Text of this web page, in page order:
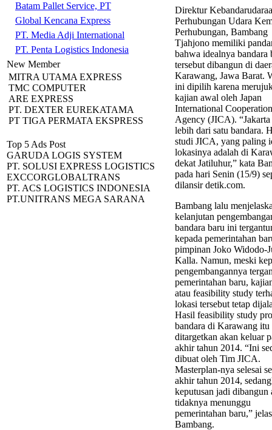
Batam Pallet Service, PT
Global Kencana Express
PT. Media Adji International
PT. Penta Logistics Indonesia
New Member
MITRA UTAMA EXPRESS
TMC COMPUTER
ARE EXPRESS
PT. DEXTER EUREKATAMA
PT TIGA PERMATA EKSPRESS
Top 5 Ads Post
GARUDA LOGIS SYSTEM
PT. SOLUSI EXPRESS LOGISTICS
EXCCORGLOBALTRANS
PT. ACS LOGISTICS INDONESIA
PT.UNITRANS MEGA SARANA
Direktur
Perhubungan Udara
Perhubungan, Bambang
Tjahjono memiliki
bahwa idealnya bandara
tersebut dibangun di
Karawang, Jawa Barat.
ini dipilih karena
kajian awal oleh Japan
International Cooperation
Agency (JICA).
lebih dari satu bandara.
studi JICA, yang paling
lokasinya adalah di
dekat Jatiluhur,” kata
pada hari Senin (15/9)
dilansir detik.com.
Bambang lalu
kelanjutan
bandara baru ini
kepada pemerintahan
pimpinan Joko Widodo-
Kalla. Namun, meski
pengembangannya
pemerintahan baru,
atau feasibility study
lokasi tersebut tetap
Hasil feasibility study
bandara di Karawang itu
ditargetkan akan keluar
akhir tahun 2014. “Ini
dibuat oleh Tim JICA.
Masterplan-nya selesai
akhir tahun 2014,
keputusan jadi dibangun
tidaknya menunggu
pemerintahan baru,” jelas
Bambang.